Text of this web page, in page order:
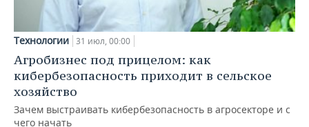
Технологии 31 июл, 00:00
Агробизнес под прицелом: как
кибербезопасность приходит в сельское
хозяйство
Зачем выстраивать кибербезопасность в агросекторе и с
чего начать